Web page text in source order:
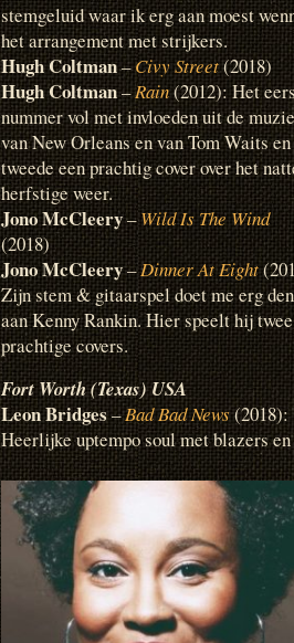
stemgeluid waar ik erg aan moest
het arrangement met strijkers.
Hugh Coltman–Civy Street(2018)
Hugh Coltman–Rain(2012): Het
nummer vol met invloeden uit de
van New Orleans en van Tom Waits
tweede een prachtig cover over het
herfstige weer.
Jono McCleery–Wild Is The Wind
(2018)
Jono McCleery–Dinner At Eight
Zijn stem & gitaarspel doet me erg
aan Kenny Rankin. Hier speelt hij twee
prachtige covers.
Fort Worth (Texas) USA
Leon Bridges–Bad Bad News(2018):
Heerlijke uptempo soul met blazers